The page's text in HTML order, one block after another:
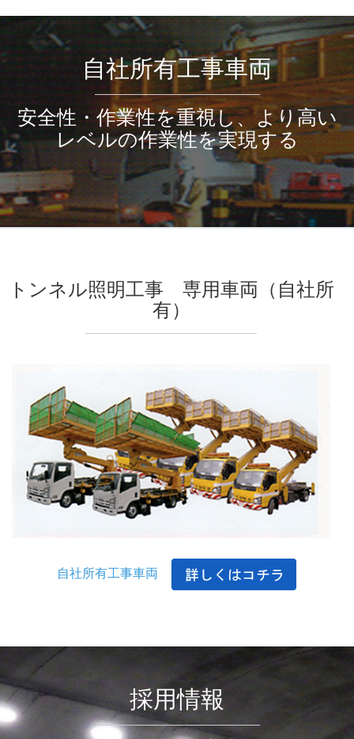
自社所有工事車両
安全性・作業性を重視し、より高い
レベルの作業性を実現する
トンネル照明工事 専用車両（自社所
有）
自社所有工事車両
採用情報